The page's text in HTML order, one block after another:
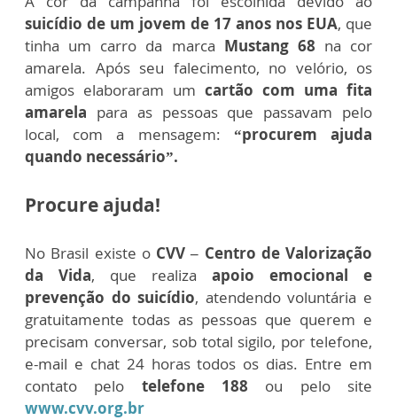
suicídio de um jovem de 17 anos nos EUA, que
tinha um carro da marca Mustang 68 na cor
amarela. Após seu falecimento, no velório, os
amigos elaboraram um cartão com uma fita
amarela para as pessoas que passavam pelo
local, com a mensagem: “procurem ajuda
quando necessário”.
Procure ajuda!
No Brasil existe o CVV – Centro de Valorização
da Vida, que realiza apoio emocional e
prevenção do suicídio, atendendo voluntária e
gratuitamente todas as pessoas que querem e
precisam conversar, sob total sigilo, por telefone,
e-mail e chat 24 horas todos os dias. Entre em
contato pelo telefone 188 ou pelo site
www.cvv.org.br